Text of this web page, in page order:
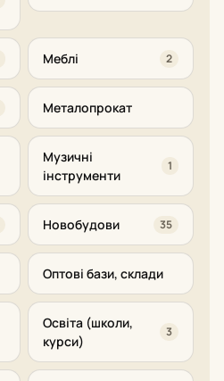
Меблі 2
Металопрокат
Музичні
інструменти
1
Новобудови 35
Оптові бази, склади
Освіта (школи,
курси)
3